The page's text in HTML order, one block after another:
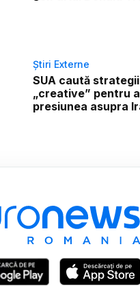
Știri Externe
SUA caută strategii
„creative” pentru
presiunea asupra